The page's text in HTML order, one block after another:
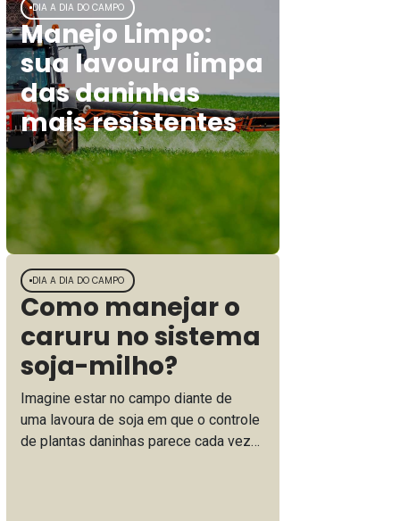
DIA A DIA DO CAMPO
Manejo Limpo:
sua lavoura limpa
das daninhas
mais resistentes
DIA A DIA DO CAMPO
Como manejar o
caruru no sistema
soja-milho?
Imagine estar no campo diante de
uma lavoura de soja em que o controle
de plantas daninhas parece cada vez